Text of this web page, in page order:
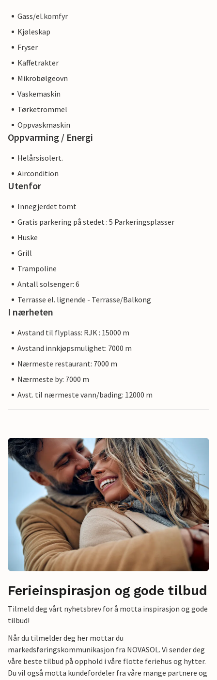
Gass/el.komfyr
Kjøleskap
Fryser
Kaffetrakter
Mikrobølgeovn
Vaskemaskin
Tørketrommel
Oppvaskmaskin
Oppvarming / Energi
Helårsisolert.
Aircondition
Utenfor
Innegjerdet tomt
Gratis parkering på stedet : 5 Parkeringsplasser
Huske
Grill
Trampoline
Antall solsenger: 6
Terrasse el. lignende - Terrasse/Balkong
I nærheten
Avstand til flyplass: RJK : 15000 m
Avstand innkjøpsmulighet: 7000 m
Nærmeste restaurant: 7000 m
Nærmeste by: 7000 m
Avst. til nærmeste vann/bading: 12000 m
Ferieinspirasjon og gode tilbud
Tilmeld deg vårt nyhetsbrev for å motta inspirasjon og gode
tilbud!
Når du tilmelder deg her mottar du
markedsføringskommunikasjon fra NOVASOL. Vi sender deg
våre beste tilbud på opphold i våre flotte feriehus og hytter.
Du vil også motta kundefordeler fra våre mange partnere og